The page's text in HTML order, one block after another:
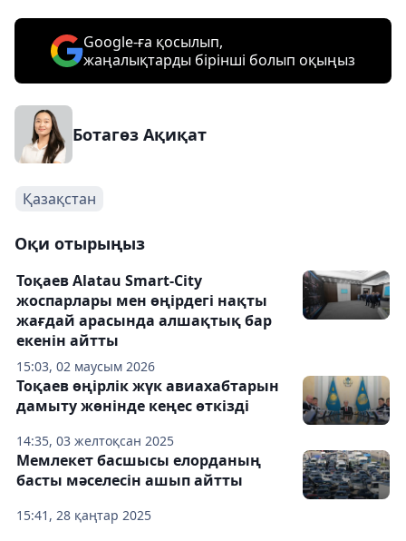
Google-ға қосылып,
жаңалықтарды бірінші болып оқыңыз
Ботагөз Ақиқат
Қазақстан
Оқи отырыңыз
15:03, 02 маусым 2026
Тоқаев Alatau Smart-City
жоспарлары мен өңірдегі нақты
жағдай арасында алшақтық бар
екенін айтты
14:35, 03 желтоқсан 2025
Тоқаев өңірлік жүк авиахабтарын
дамыту жөнінде кеңес өткізді
15:41, 28 қаңтар 2025
Мемлекет басшысы елорданың
басты мәселесін ашып айтты